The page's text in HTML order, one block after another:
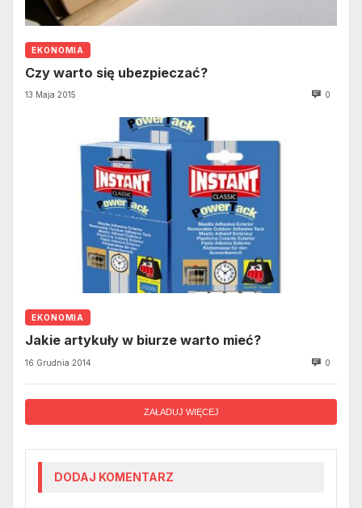
EKONOMIA
Czy warto się ubezpieczać?
13 Maja 2015 0
EKONOMIA
Jakie artykuły w biurze warto mieć?
16 Grudnia 2014 0
ZAŁADUJ WIĘCEJ
DODAJ KOMENTARZ